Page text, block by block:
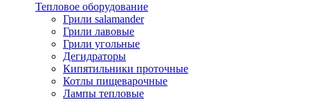
Тепловое оборудование
Грили salamander
Грили лавовые
Грили угольные
Дегидраторы
Кипятильники проточные
Котлы пищеварочные
Лампы тепловые